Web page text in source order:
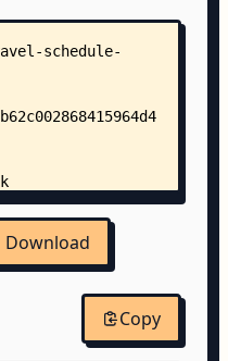
Download
Copy